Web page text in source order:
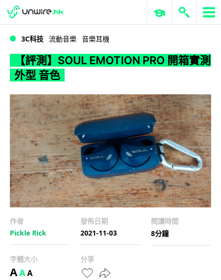
WWDC 2026 ERP 與商業 AI
3C科技 流動音樂 音樂耳機
【評測】SOUL EMOTION PRO 開箱實測
外型 音色
作者
Pickle Rick
發佈日期
2021-11-03
閱讀時間
8分鐘
字體大小
AAA
分享